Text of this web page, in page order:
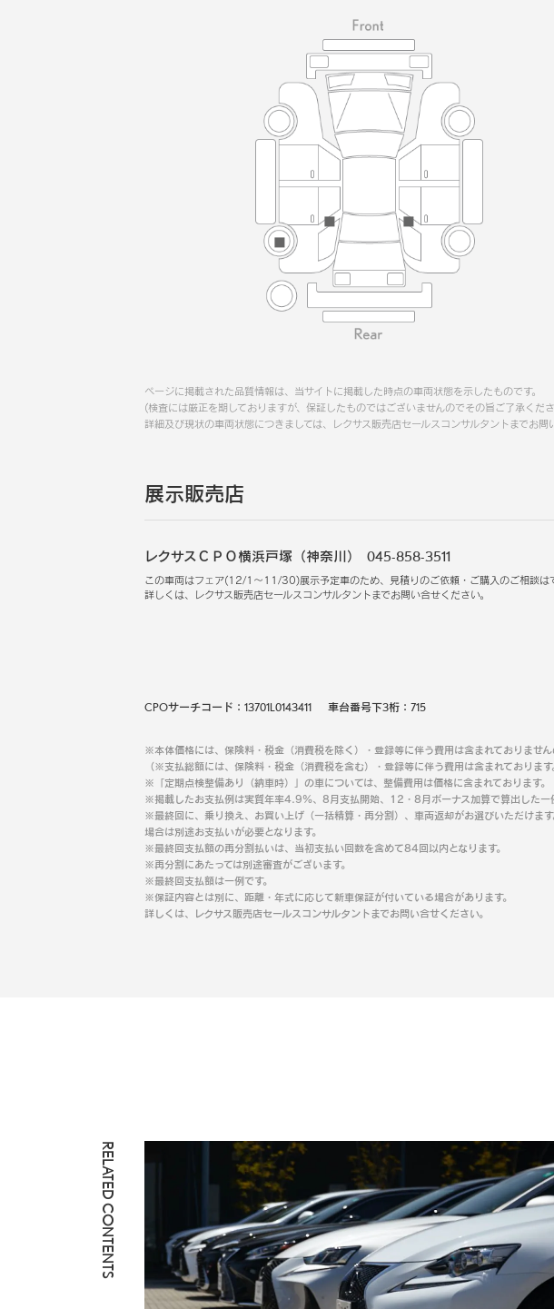
ページに掲載された品質情報は、当サイトに掲載した時点の車両状態を示したものです。
(検査には厳正を期しておりますが、保証したものではございませんのでその旨ご了承くだ
詳細及び現状の車両状態につきましては、レクサス販売店セールスコンサルタントまでお問
展示販売店
レクサスＣＰＯ横浜戸塚（神奈川） 045-858-3511
この車両はフェア(12/1 ～ 11/30)展示予定車のため、見積りのご依頼・ご購入のご相談は
詳しくは、レクサス販売店セールスコンサルタントまでお問い合せください。
CPOサーチコード： 13701L0143411 車台番号下3桁：715
※本体価格には、保険料・税金（消費税を除く）・登録等に伴う費用は含まれておりません
（※支払総額には、保険料・税金（消費税を含む）・登録等に伴う費用は含まれております
※「定期点検整備あり（納車時）」の車については、整備費用は価格に含まれております
※掲載したお支払例は実質年率4.9％、8月支払開始、12・8月ボーナス加算で算出した一
※最終回に、乗り換え、お買い上げ（一括精算・再分割）、車両返却がお選びいただけま
場合は別途お支払いが必要となります。
※最終回支払額の再分割払いは、当初支払い回数を含めて84回以内となります。
※再分割にあたっては別途審査がございます。
※最終回支払額は一例です。
※保証内容とは別に、距離・年式に応じて新車保証が付いている場合があります。
詳しくは、レクサス販売店セールスコンサルタントまでお問い合せください。
RELATED CONTENTS